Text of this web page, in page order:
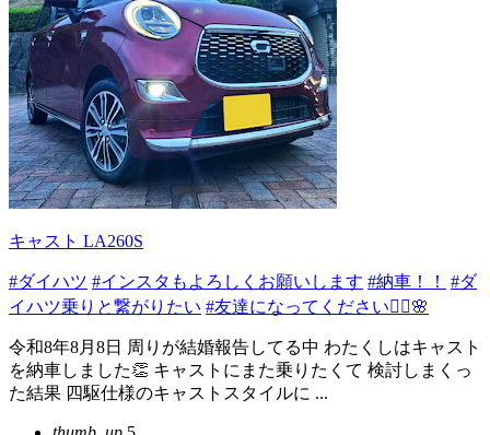
キャスト LA260S
#ダイハツ #インスタもよろしくお願いします #納車！！
#ダ
イハツ乗りと繋がりたい #友達になってください🙋‍♀️🌸
令和8年8月8日 周りが結婚報告してる中 わたくしはキャスト
を納車しました👏 キャストにまた乗りたくて 検討しまくっ
た結果 四駆仕様のキャストスタイルに ...